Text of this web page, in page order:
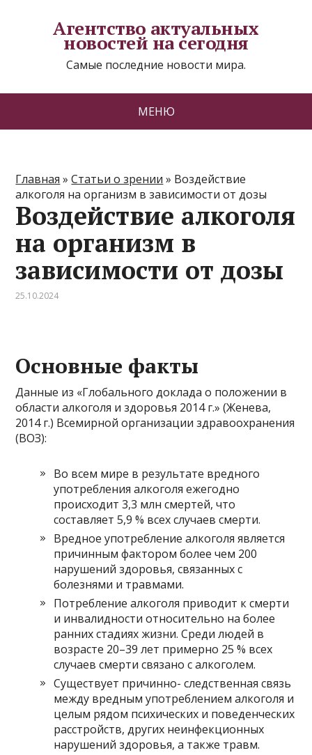
Агентство актуальных
новостей на сегодня
Самые последние новости мира.
МЕНЮ
Главная »Статьи о зрении » Воздействие
алкоголя на организм в зависимости от дозы
Воздействие алкоголя
на организм в
зависимости от дозы
25.10.2024
Основные факты
Данные из «Глобального доклада о положении в
области алкоголя и здоровья 2014 г.» (Женева,
2014 г.) Всемирной организации здравоохранения
(ВОЗ):
Во всем мире в результате вредного
употребления алкоголя ежегодно
происходит 3,3 млн смертей, что
составляет 5,9 % всех случаев смерти.
Вредное употребление алкоголя является
причинным фактором более чем 200
нарушений здоровья, связанных с
болезнями и травмами.
Потребление алкоголя приводит к смерти
и инвалидности относительно на более
ранних стадиях жизни. Среди людей в
возрасте 20–39 лет примерно 25 % всех
случаев смерти связано с алкоголем.
Существует причинно- следственная связь
между вредным употреблением алкоголя и
целым рядом психических и поведенческих
расстройств, других неинфекционных
нарушений здоровья, а также травм.